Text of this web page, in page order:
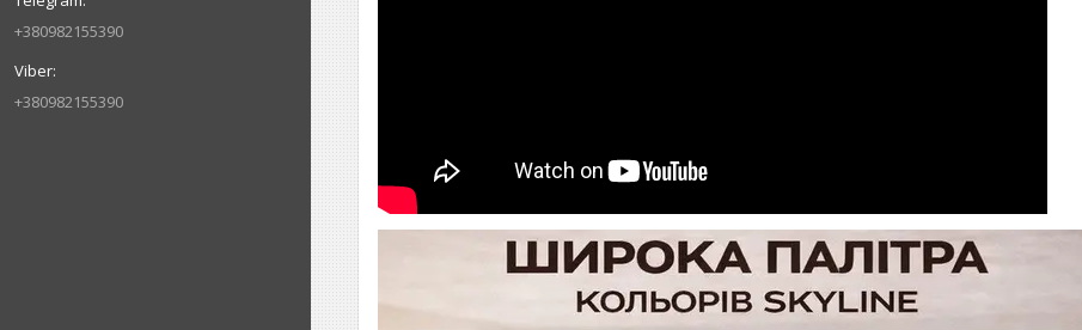
+380982155390
+380982155390